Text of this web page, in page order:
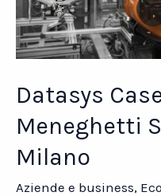
Datasys
Meneghetti
Milano
Aziende e business,